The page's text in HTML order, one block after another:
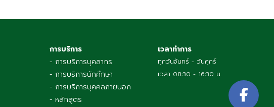
การบริการ
- การบริการบุคลากร
- การบริการนักศึกษา
- การบริการบุคคลภายนอก
- หลักสูตร
เวลาทำการ
ทุกวันจันทร์ - วันศุกร์
เวลา 08:30 - 16:30 น.